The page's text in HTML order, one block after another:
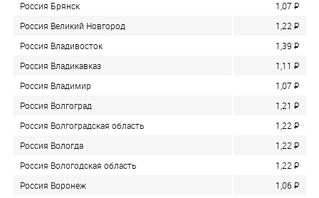
Россия Брянск
1,07 P
Россия Великий Новгород
1,22 P
Россия Владивосток
1,39 P
Россия Владикавказ
1,11 P
Россия Владимир
1,07 P
Россия Волгоград
1,21 P
Россия Волгоградская область
1,22 P
Россия Вологда
1,22 P
Россия Вологодская область
1,22 P
Россия Воронеж
1,06P